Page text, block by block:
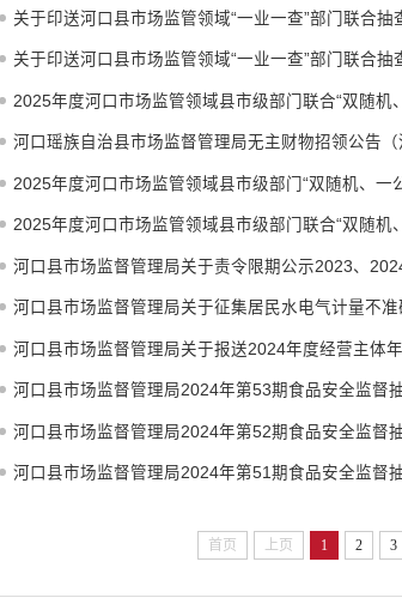
关于印送河口县市场监管领域“一业一查”部门联合
关于印送河口县市场监管领域“一业一查”部门联合抽
2025年度河口市场监管领域县市级部门联合“双随机
河口瑶族自治县市场监督管理局无主财物招领公告（
2025年度河口市场监管领域县市级部门“双随机、一
2025年度河口市场监管领域县市级部门联合“双随机
河口县市场监督管理局关于责令限期公示2023、
河口县市场监督管理局关于征集居民水电气计量不
河口县市场监督管理局关于报送2024年度经营主体
河口县市场监督管理局2024年第53期食品安全监督
河口县市场监督管理局2024年第52期食品安全监督
河口县市场监督管理局2024年第51期食品安全监督
首页 上页 1 2 3